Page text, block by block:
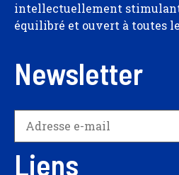
intellectuellement
équilibré et ouvert à toutes
Newsletter
Liens